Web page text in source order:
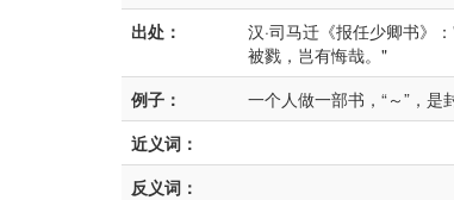
出处：
汉·司马迁《报任少卿书》
被戮，岂有悔哉。"
例子：
一个人做一部书，“～”，是
近义词：
反义词：